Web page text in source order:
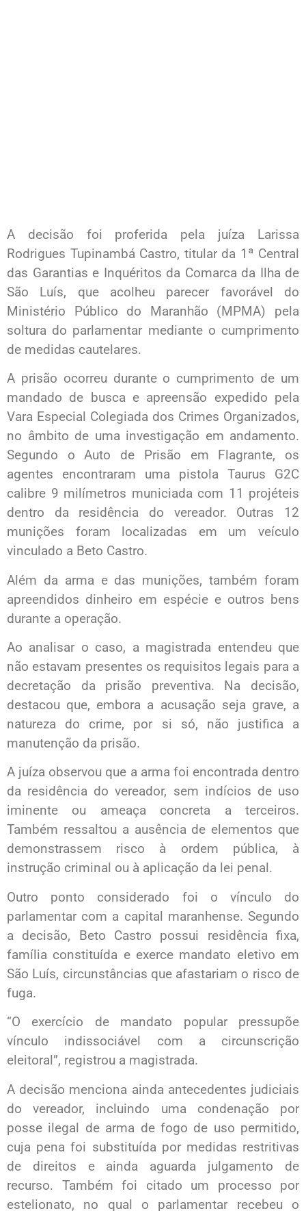
A decisão foi proferida pela juíza Larissa
Rodrigues Tupinambá Castro, titular da 1ª Central
das Garantias e Inquéritos da Comarca da Ilha de
São Luís, que acolheu parecer favorável do
Ministério Público do Maranhão (MPMA) pela
soltura do parlamentar mediante o cumprimento
de medidas cautelares.
A prisão ocorreu durante o cumprimento de um
mandado de busca e apreensão expedido pela
Vara Especial Colegiada dos Crimes Organizados,
no âmbito de uma investigação em andamento.
Segundo o Auto de Prisão em Flagrante, os
agentes encontraram uma pistola Taurus G2C
calibre 9 milímetros municiada com 11 projéteis
dentro da residência do vereador. Outras 12
munições foram localizadas em um veículo
vinculado a Beto Castro.
Além da arma e das munições, também foram
apreendidos dinheiro em espécie e outros bens
durante a operação.
Ao analisar o caso, a magistrada entendeu que
não estavam presentes os requisitos legais para a
decretação da prisão preventiva. Na decisão,
destacou que, embora a acusação seja grave, a
natureza do crime, por si só, não justifica a
manutenção da prisão.
A juíza observou que a arma foi encontrada dentro
da residência do vereador, sem indícios de uso
iminente ou ameaça concreta a terceiros.
Também ressaltou a ausência de elementos que
demonstrassem risco à ordem pública, à
instrução criminal ou à aplicação da lei penal.
Outro ponto considerado foi o vínculo do
parlamentar com a capital maranhense. Segundo
a decisão, Beto Castro possui residência fixa,
família constituída e exerce mandato eletivo em
São Luís, circunstâncias que afastariam o risco de
fuga.
“O exercício de mandato popular pressupõe
vínculo indissociável com a circunscrição
eleitoral”, registrou a magistrada.
A decisão menciona ainda antecedentes judiciais
do vereador, incluindo uma condenação por
posse ilegal de arma de fogo de uso permitido,
cuja pena foi substituída por medidas restritivas
de direitos e ainda aguarda julgamento de
recurso. Também foi citado um processo por
estelionato, no qual o parlamentar recebeu o